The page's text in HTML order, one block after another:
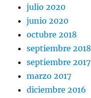
julio 2020
junio 2020
octubre 2018
septiembre 2018
septiembre 2017
marzo 2017
diciembre 2016